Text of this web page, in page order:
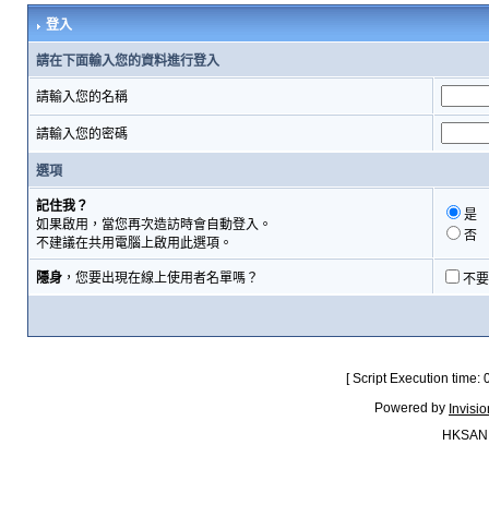
登入
請在下面輸入您的資料進行登入
請輸入您的名稱
請輸入您的密碼
選項
記住我？
如果啟用，當您再次造訪時會自動登入。
不建議在共用電腦上啟用此選項。
是
否
隱身，您要出現在線上使用者名單嗎？ 不
[ Script Execution
Powered by